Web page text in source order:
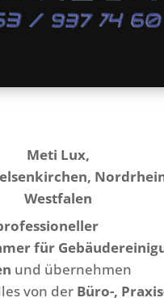
Meti Lux,
Westfalen
für
und übernehmen
von der Büro-,